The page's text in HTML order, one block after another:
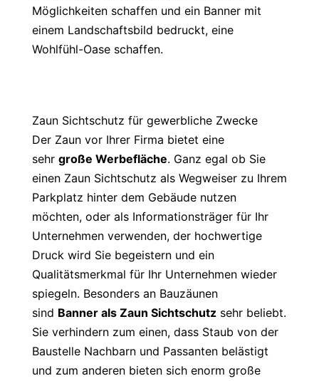
Möglichkeiten schaffen und ein Banner mit
einem Landschaftsbild bedruckt, eine
Wohlfühl-Oase schaffen.
Zaun Sichtschutz für gewerbliche Zwecke
Der Zaun vor Ihrer Firma bietet eine
sehr große Werbefläche. Ganz egal ob Sie
einen Zaun Sichtschutz als Wegweiser zu Ihrem
Parkplatz hinter dem Gebäude nutzen
möchten, oder als Informationsträger für Ihr
Unternehmen verwenden, der hochwertige
Druck wird Sie begeistern und ein
Qualitätsmerkmal für Ihr Unternehmen wieder
spiegeln. Besonders an Bauzäunen
sind Banner als Zaun Sichtschutzsehr beliebt.
Sie verhindern zum einen, dass Staub von der
Baustelle Nachbarn und Passanten belästigt
und zum anderen bieten sich enorm große